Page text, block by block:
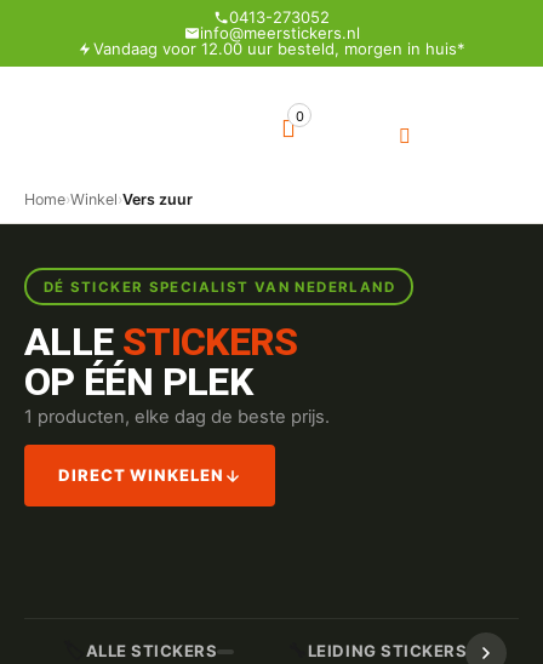
0413-273052
info@meerstickers.nl
Vandaag voor 12.00 uur besteld, morgen in huis*
0
Home›Winkel›Vers zuur
DÉ STICKER SPECIALIST VAN NEDERLAND
ALLE STICKERS
OP ÉÉN PLEK
1 producten, elke dag de beste prijs.
DIRECT WINKELEN
ALLE STICKERS LEIDING STICKERS /